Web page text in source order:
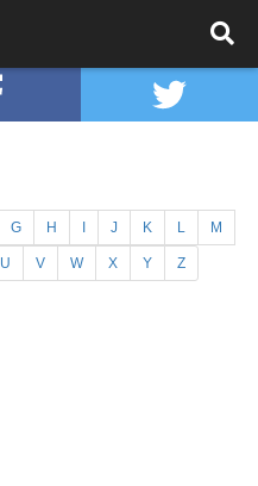
G H J K L M
U V W X Y Z